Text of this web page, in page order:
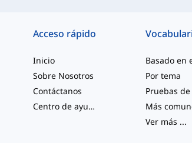
Acceso rápido
Inicio
Sobre Nosotros
Contáctanos
Centro de ayuda
Por tema
Más
Ver más ...